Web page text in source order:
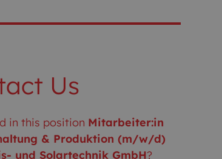
Us
in this position Mitarbeiter:in
& Produktion (m/w/d)
und Solartechnik GmbH?